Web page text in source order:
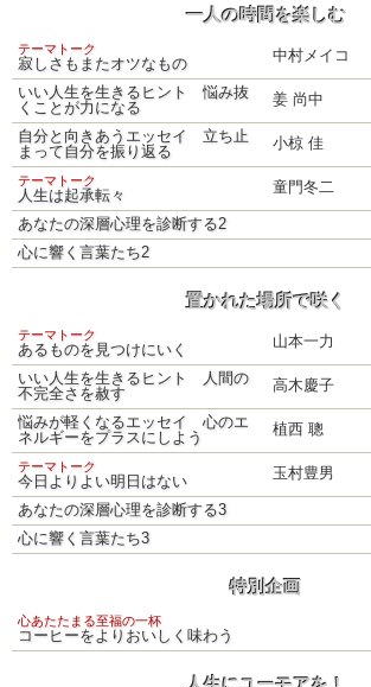
一人の時間を楽しむ
テーマトーク
寂しさもまたオツなもの 中村メイコ
いい人生を生きるヒント 悩み抜
くことが力になる
姜 尚中
自分と向きあうエッセイ 立ち止
まって自分を振り返る
小椋 佳
テーマトーク
人生は起承転々 童門冬二
あなたの深層心理を診断する2
心に響く言葉たち2
置かれた場所で咲く
テーマトーク
あるものを見つけにいく 山本一力
いい人生を生きるヒント 人間の
不完全さを赦す
高木慶子
悩みが軽くなるエッセイ 心のエ
ネルギーをプラスにしよう
植西 聰
テーマトーク
今日よりよい明日はない 玉村豊男
あなたの深層心理を診断する3
心に響く言葉たち3
特別企画
心あたたまる至福の一杯
コーヒーをよりおいしく味わう